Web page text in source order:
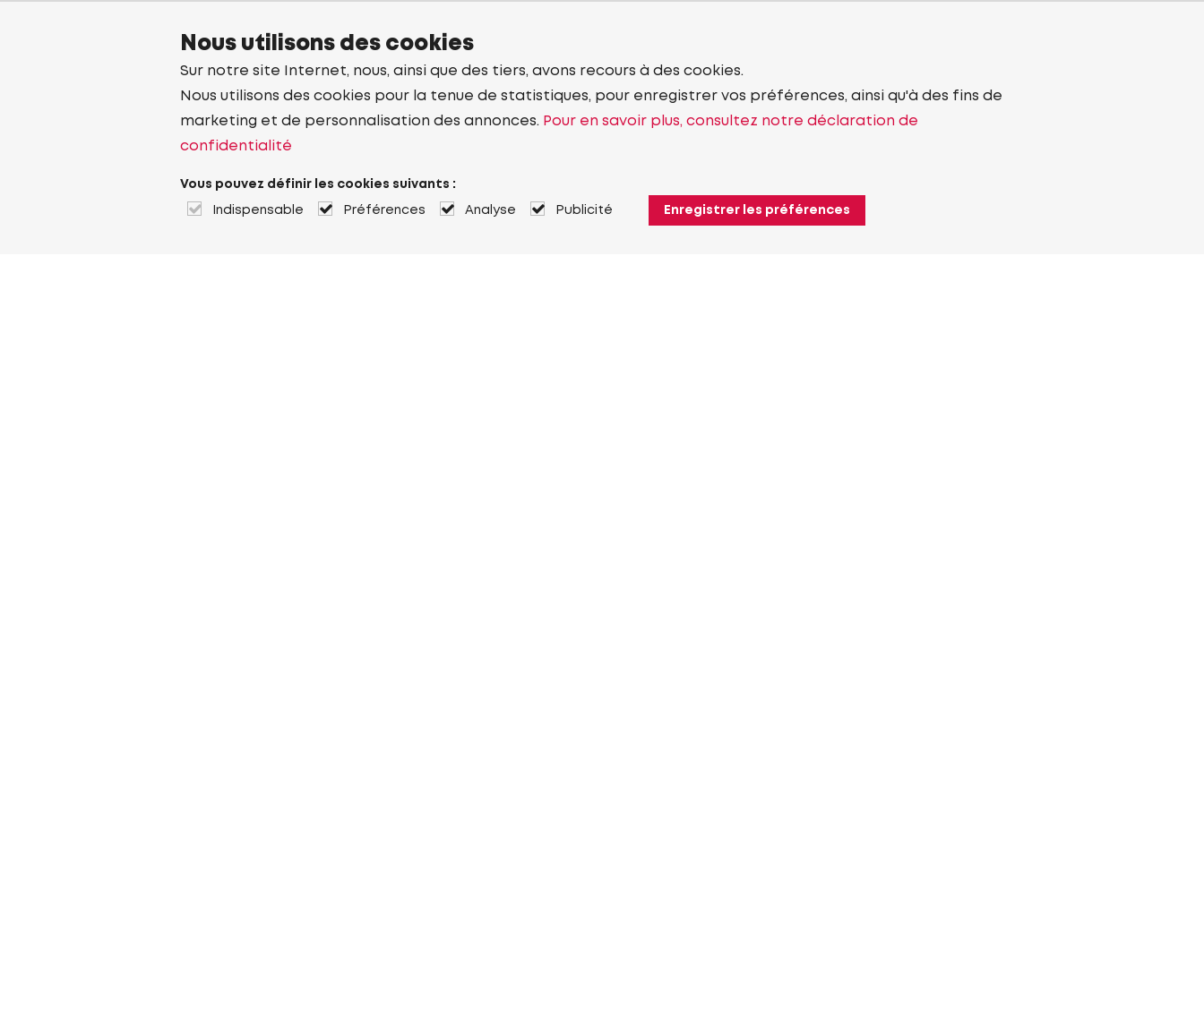
Nous utilisons des cookies
Sur notre site Internet, nous, ainsi que des tiers, avons recours à des cookies.
Nous utilisons des cookies pour la tenue de statistiques, pour enregistrer vos préférences, ainsi qu'à des fins de
marketing et de personnalisation des annonces. Pour en savoir plus, consultez notre déclaration de
confidentialité
Vous pouvez définir les cookies suivants :
Indispensable Préférences Analyse Publicité Enregistrer les préférences